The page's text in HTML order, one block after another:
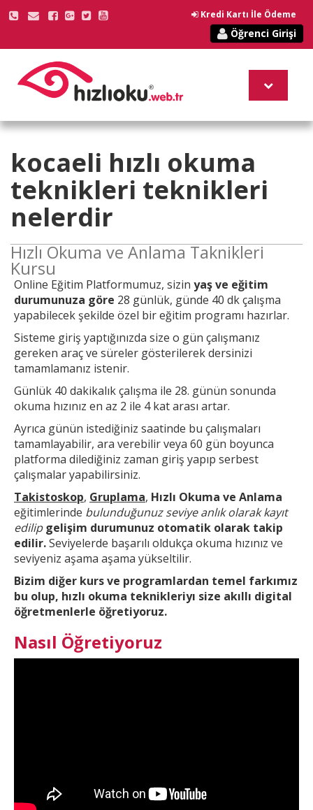
Kredi Kartı İle Ödeme
Öğrenci Girişi
kocaeli hızlı okuma
teknikleri teknikleri
nelerdir
Hızlı Okuma ve Anlama Taknikleri
Kursu
Online Eğitim Platformumuz, sizin yaş ve eğitim
durumunuza göre 28 günlük, günde 40 dk çalışma
yapabilecek şekilde özel bir eğitim programı hazırlar.
Sisteme giriş yaptığınızda size o gün çalışmanız
gereken araç ve süreler gösterilerek dersinizi
tamamlamanız istenir.
Günlük 40 dakikalık çalışma ile 28. günün sonunda
okuma hızınız en az 2 ile 4 kat arası artar.
Ayrıca günün istediğiniz saatinde bu çalışmaları
tamamlayabilir, ara verebilir veya 60 gün boyunca
platforma dilediğiniz zaman giriş yapıp serbest
çalışmalar yapabilirsiniz.
Takistoskop, Gruplama, Hızlı Okuma ve Anlama
eğitimlerinde bulunduğunuz seviye anlık olarak kayıt
edilip gelişim durumunuz otomatik olarak takip
edilir.Seviyelerde başarılı oldukça okuma hızınız ve
seviyeniz aşama aşama yükseltilir.
Bizim diğer kurs ve programlardan temel farkımız
bu olup, hızlı okuma teknikleriyı size akıllı digital
öğretmenlerle öğretiyoruz.
Nasıl Öğretiyoruz